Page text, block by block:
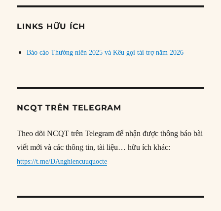
đề
LINKS HỮU ÍCH
Báo cáo Thường niên 2025 và Kêu gọi tài trợ năm 2026
NCQT TRÊN TELEGRAM
Theo dõi NCQT trên Telegram để nhận được thông báo bài
viết mới và các thông tin, tài liệu… hữu ích khác:
https://t.me/DAnghiencuuquocte